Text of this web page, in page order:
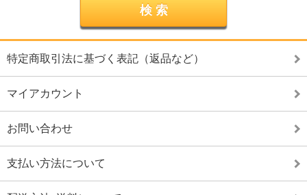
特定商取引法に基づく表記（返品など）
マイアカウント
お問い合わせ
支払い方法について